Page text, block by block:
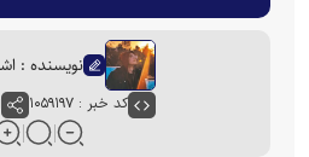
نویسنده :
کد خبر : ۱۰۵۹۱۹۷